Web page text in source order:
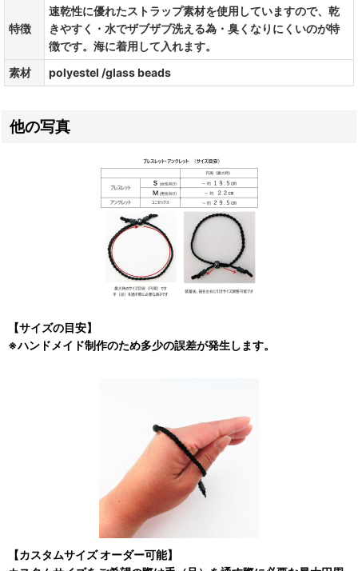
特徴
速乾性に優れたストラップ素材を使用していますので、乾
きやすく・水でザブザブ洗える為・臭くなりにくいのが特
徴です。海に着用して入れます。
素材
polyestel /glass beads
他の写真
【サイズの目安】
※ハンドメイド制作のため多少の誤差が発生します。
【カスタムサイズ オーダー可能】